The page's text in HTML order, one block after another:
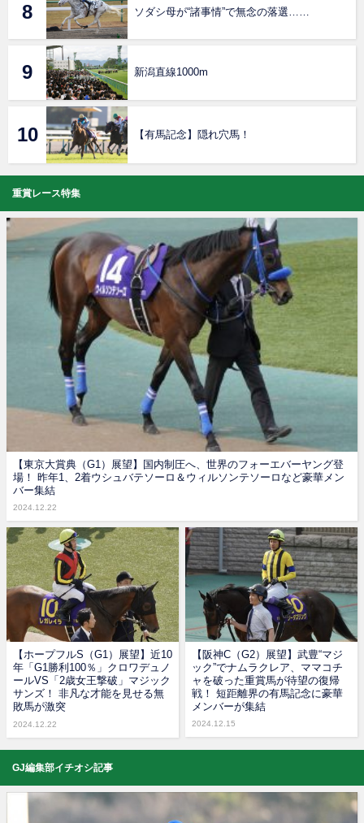
ソダシ母が“諸事情”で無念の落選……
新潟直線1000m
【有馬記念】隠れ穴馬！
重賞レース特集
【東京大賞典（G1）展望】国内制圧へ、世界のフォーエバーヤング登
場！ 昨年1、2着ウシュバテソーロ＆ウィルソンテソーロなど豪華メン
バー集結
2024.12.22
【ホープフルS（G1）展望】近10
年「G1勝利100％」クロワデュノ
ールVS「2歳女王撃破」マジック
サンズ！ 非凡な才能を見せる無
敗馬が激突
2024.12.22
【阪神C（G2）展望】武豊“マジ
ック”でナムラクレア、ママコチ
ャを破った重賞馬が待望の復帰
戦！ 短距離界の有馬記念に豪華
メンバーが集結
2024.12.15
GJ編集部イチオシ記事